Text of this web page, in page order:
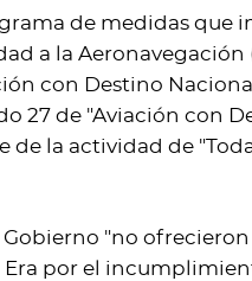
de medidas que
a la Aeronavegación
con Destino
27 de "Aviación con
de la actividad de
"no ofrecieron
Era por el